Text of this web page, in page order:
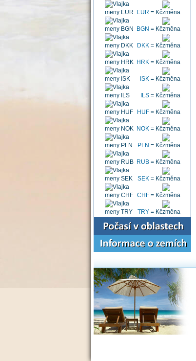
EUR = Kč
BGN = Kč
DKK= Kč
HRK= Kč
ISK= Kč
ILS= Kč
HUF= Kč
NOK= Kč
PLN = Kč
RUB= Kč
SEK= Kč
CHF= Kč
TRY= Kč